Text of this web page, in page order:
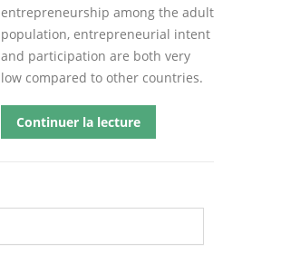
entrepreneurship among the adult
population, entrepreneurial intent
and participation are both very
low compared to other countries.
Continuer la lecture